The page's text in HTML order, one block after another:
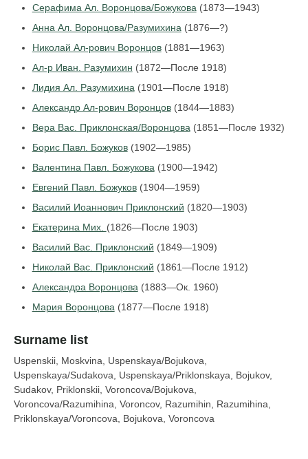
Серафима Ал. Воронцова/Божукова(1873—1943)
Анна Ал. Воронцова/Разумихина(1876—?)
Николай Ал-рович Воронцов(1881—1963)
Ал-р Иван. Разумихин (1872—После 1918)
Лидия Ал. Разумихина(1901—После 1918)
Александр Ал-рович Воронцов(1844—1883)
Вера Вас. Приклонская/Воронцова(1851—После 1932)
Борис Павл. Божуков(1902—1985)
Валентина Павл. Божукова(1900—1942)
Евгений Павл. Божуков(1904—1959)
Василий Иоаннович Приклонский (1820—1903)
Екатерина Мих. (1826—После 1903)
Василий Вас. Приклонский (1849—1909)
Николай Вас. Приклонский (1861—После 1912)
Александра Воронцова(1883—Ок. 1960)
Мария Воронцова(1877—После 1918)
Surname list
Uspenskii, Moskvina, Uspenskaya/Bojukova,
Uspenskaya/Sudakova, Uspenskaya/Priklonskaya, Bojukov,
Sudakov, Priklonskii, Voroncova/Bojukova,
Voroncova/Razumihina, Voroncov, Razumihin, Razumihina,
Priklonskaya/Voroncova, Bojukova, Voroncova